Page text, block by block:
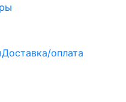
Доставка/оплата